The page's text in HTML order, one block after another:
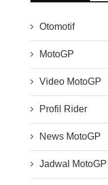
Otomotif
MotoGP
Video MotoGP
Profil Rider
News MotoGP
Jadwal MotoGP